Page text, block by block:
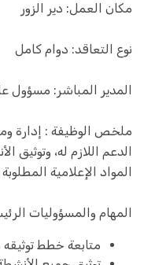
مكان العمل: دير الزور
نوع التعاقد: دوام كامل
المدير المباشر: مسؤول
ملخص الوظيفة : إدارة
الدعم اللازم له، وتوثيق
المواد الإعلامية
المهام والمسؤوليات
متابعة خطط